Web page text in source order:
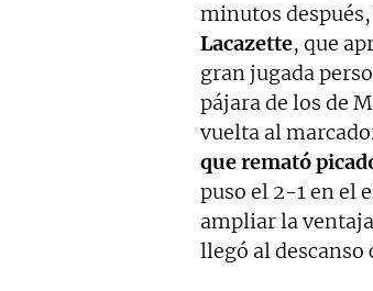
minutos después,
Lacazette, que
gran jugada
pájara de los de
vuelta al
que remató
puso el 2-1 en el
ampliar la
llegó al descanso